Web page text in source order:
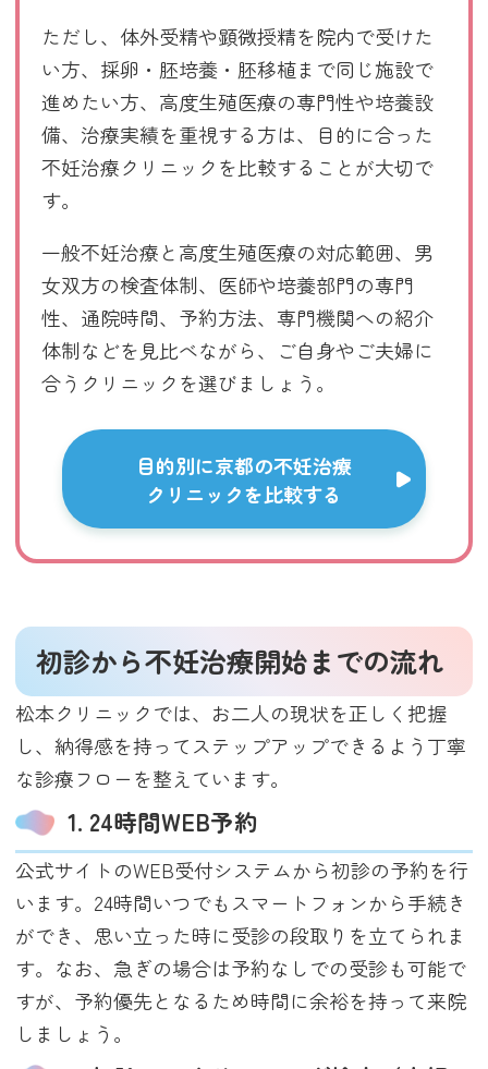
ただし、体外受精や顕微授精を院内で受けた
い方、採卵・胚培養・胚移植まで同じ施設で
進めたい方、高度生殖医療の専門性や培養設
備、治療実績を重視する方は、目的に合った
不妊治療クリニックを比較することが大切で
す。
一般不妊治療と高度生殖医療の対応範囲、男
女双方の検査体制、医師や培養部門の専門
性、通院時間、予約方法、専門機関への紹介
体制などを見比べながら、ご自身やご夫婦に
合うクリニックを選びましょう。
目的別に京都の不妊治療
クリニックを比較する
初診から不妊治療開始までの流れ
松本クリニックでは、お二人の現状を正しく把握
し、納得感を持ってステップアップできるよう丁寧
な診療フローを整えています。
1. 24時間WEB予約
公式サイトのWEB受付システムから初診の予約を行
います。24時間いつでもスマートフォンから手続き
ができ、思い立った時に受診の段取りを立てられま
す。なお、急ぎの場合は予約なしでの受診も可能で
すが、予約優先となるため時間に余裕を持って来院
しましょう。